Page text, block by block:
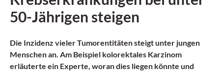
50-Jährigen steigen
Die Inzidenz vieler Tumorentitäten steigt unter jungen
Menschen an. Am Beispiel kolorektales Karzinom
erläuterte ein Experte, woran dies liegen könnte und